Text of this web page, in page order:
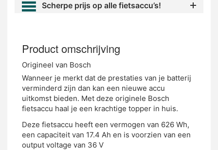
Scherpe prijs op alle fietsaccu’s!
Product omschrijving
Origineel van Bosch
Wanneer je merkt dat de prestaties van je batterij
verminderd zijn dan kan een nieuwe accu
uitkomst bieden. Met deze originele Bosch
fietsaccu haal je een krachtige topper in huis.
Deze fietsaccu heeft een vermogen van 626 Wh,
een capaciteit van 17.4 Ah en is voorzien van een
output voltage van 36 V